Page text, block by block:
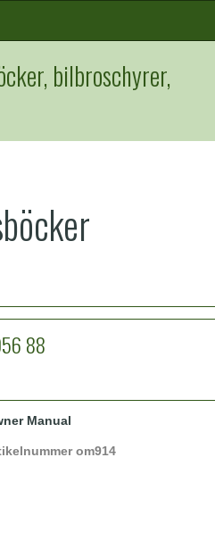
bilbroschyrer,
88
Manual
om914